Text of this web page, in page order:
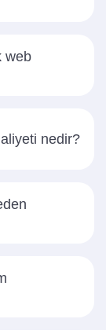
web
nedir?